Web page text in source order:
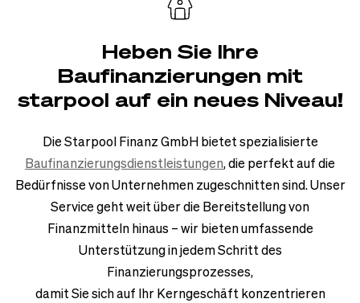
Heben Sie Ihre
Baufinanzierungen mit
starpool auf ein neues Niveau!
Die Starpool Finanz GmbH bietet spezialisierte
Baufinanzierungsdienstleistungen, die perfekt auf die
Bedürfnisse von Unternehmen zugeschnitten sind. Unser
Service geht weit über die Bereitstellung von
Finanzmitteln hinaus – wir bieten umfassende
Unterstützung in jedem Schritt des
Finanzierungsprozesses,
damit Sie sich auf Ihr Kerngeschäft konzentrieren